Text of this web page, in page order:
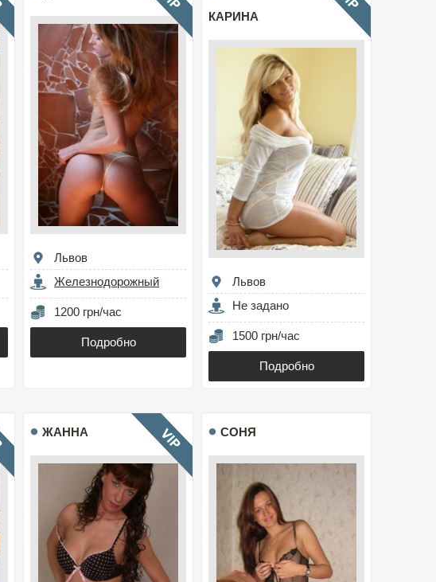
Львов
Железнодорожный
1200 грн/час
Подробно
КАРИНА
Львов
Не задано
1500 грн/час
Подробно
ЖАННА СОНЯ